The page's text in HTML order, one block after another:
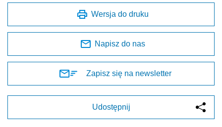
Wersja do druku
Napisz do nas
Zapisz się na newsletter
Udostępnij